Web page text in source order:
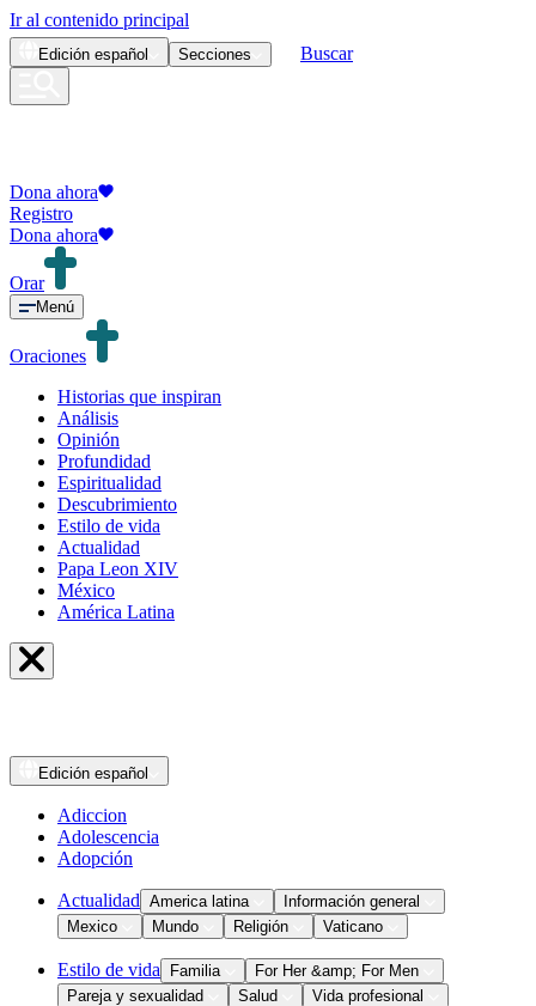
Ir al contenido principal
Edición español Secciones Buscar
Dona ahora
Registro
Dona ahora
Orar
Menú
Oraciones
Historias que inspiran
Análisis
Opinión
Profundidad
Espiritualidad
Descubrimiento
Estilo de vida
Actualidad
Papa Leon XIV
México
América Latina
Edición español
Adiccion
Adolescencia
Adopción
Actualidad America latina
Información general
Mexico
Mundo Religión Vaticano
Estilo de vida Familia
For Her &amp; For Men
Pareja y sexualidad
Salud Vida profesional